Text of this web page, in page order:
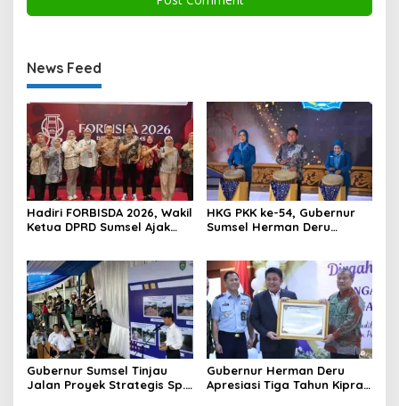
News Feed
Hadiri FORBISDA 2026, Wakil
Ketua DPRD Sumsel Ajak
HKG PKK ke-54, Gubernur
Sumsel Herman Deru
Perempuan
Gubernur Sumsel Tinjau
Jalan Proyek Strategis Sp.
Gubernur Herman Deru
Apresiasi Tiga Tahun Kiprah